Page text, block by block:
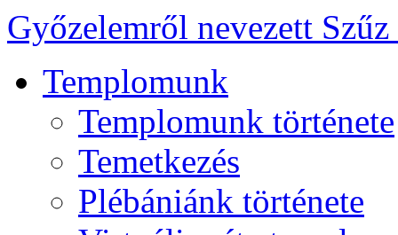
Győzelemről nevezett
Templomunk
Templomunk története
Temetkezés
Plébániánk története